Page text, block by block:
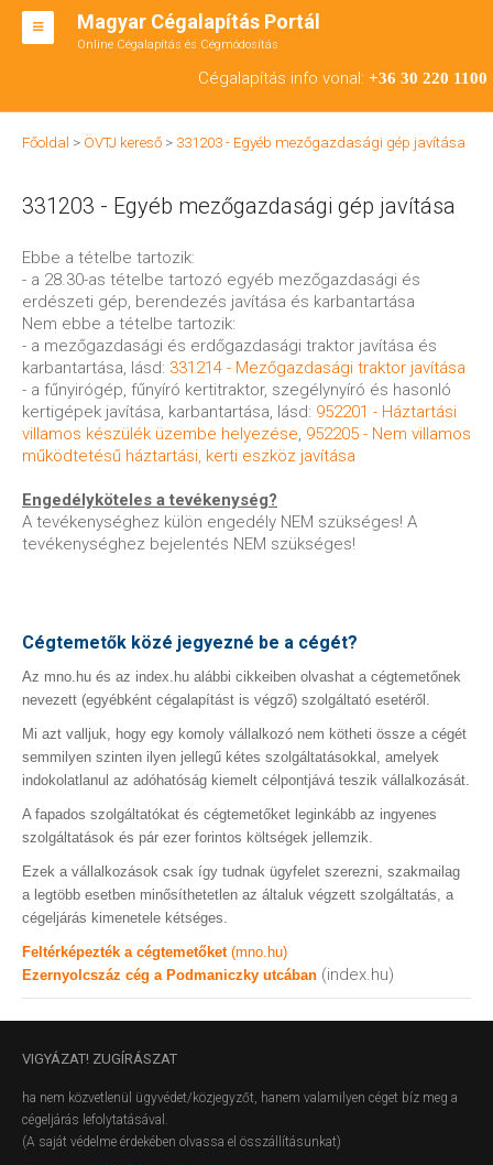
Magyar Cégalapítás Portál
Online Cégalapítás és Cégmódosítás
Cégalapítás info vonal: +36 30 220 1100
BT ALAPÍTÁS
CÉGMÓDOSÍTÁS
ÁTALAKULÁS
TEÁOR SZÁMOK '08
ENGEDÉLYKÖTELES
KAPCSOLAT
IRODÁK
Főoldal > ÖVTJ kereső > 331203 - Egyéb mezőgazdasági gép javítása
331203 - Egyéb mezőgazdasági gép javítása
Ebbe a tételbe tartozik:
- a 28.30-as tételbe tartozó egyéb mezőgazdasági és
erdészeti gép, berendezés javítása és karbantartása
Nem ebbe a tételbe tartozik:
- a mezőgazdasági és erdőgazdasági traktor javítása és
karbantartása, lásd: 331214 - Mezőgazdasági traktor javítása
- a fűnyirógép, fűnyíró kertitraktor, szegélynyíró és hasonló
kertigépek javítása, karbantartása, lásd: 952201 - Háztartási
villamos készülék üzembe helyezése, 952205 - Nem villamos
működtetésű háztartási, kerti eszköz javítása
Engedélyköteles a tevékenység?
A tevékenységhez külön engedély NEM szükséges! A
tevékenységhez bejelentés NEM szükséges!
Cégtemetők közé jegyezné be a cégét?
Az mno.hu és az index.hu alábbi cikkeiben olvashat a cégtemetőnek
nevezett (egyébként cégalapítást is végző) szolgáltató esetéről.
Mi azt valljuk, hogy egy komoly vállalkozó nem kötheti össze a cégét
semmilyen szinten ilyen jellegű kétes szolgáltatásokkal, amelyek
indokolatlanul az adóhatóság kiemelt célpontjává teszik vállalkozását.
A fapados szolgáltatókat és cégtemetőket leginkább az ingyenes
szolgáltatások és pár ezer forintos költségek jellemzik.
Ezek a vállalkozások csak így tudnak ügyfelet szerezni, szakmailag
a legtöbb esetben minősíthetetlen az általuk végzett szolgáltatás, a
cégeljárás kimenetele kétséges.
Feltérképezték a cégtemetőket (mno.hu)
Ezernyolcszáz cég a Podmaniczky utcában (index.hu)
VIGYÁZAT! ZUGÍRÁSZAT
ha nem közvetlenül ügyvédet/közjegyzőt, hanem valamilyen céget bíz meg a
cégeljárás lefolytatásával.
(A saját védelme érdekében olvassa el összállításunkat)